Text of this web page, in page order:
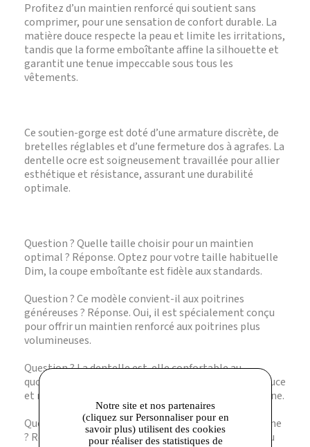
Profitez d’un maintien renforcé qui soutient sans
comprimer, pour une sensation de confort durable. La
matière douce respecte la peau et limite les irritations,
tandis que la forme emboîtante affine la silhouette et
garantit une tenue impeccable sous tous les
vêtements.
Ce soutien-gorge est doté d’une armature discrète, de
bretelles réglables et d’une fermeture dos à agrafes. La
dentelle ocre est soigneusement travaillée pour allier
esthétique et résistance, assurant une durabilité
optimale.
Question ? Quelle taille choisir pour un maintien
optimal ? Réponse. Optez pour votre taille habituelle
Dim, la coupe emboîtante est fidèle aux standards.
Question ? Ce modèle convient-il aux poitrines
généreuses ? Réponse. Oui, il est spécialement conçu
pour offrir un maintien renforcé aux poitrines plus
volumineuses.
Question ? La dentelle est-elle confortable au
quotidien ? Réponse. Absolument, la dentelle est douce
et respirante, pensée pour un port prolongé sans gêne.
Question ? Peut-on laver ce soutien-gorge en machine
? Réponse. Il est recommandé de le laver à la main ou
Notre site et nos partenaires
(cliquez sur Personnaliser pour en
savoir plus) utilisent des cookies
pour réaliser des statistiques de